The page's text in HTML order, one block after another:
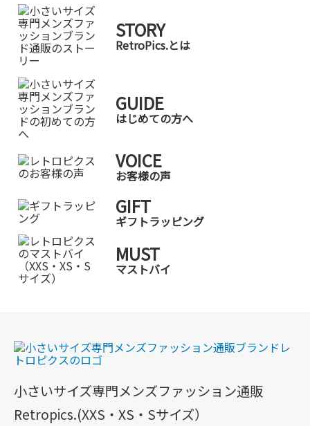
STORY
RetroPics.とは
GUIDE
はじめての方へ
VOICE
お客様の声
GIFT
ギフトラッピング
MUST
マストバイ
小さいサイズ専門メンズファッション通販
Retropics.(XXS・XS・Sサイズ）